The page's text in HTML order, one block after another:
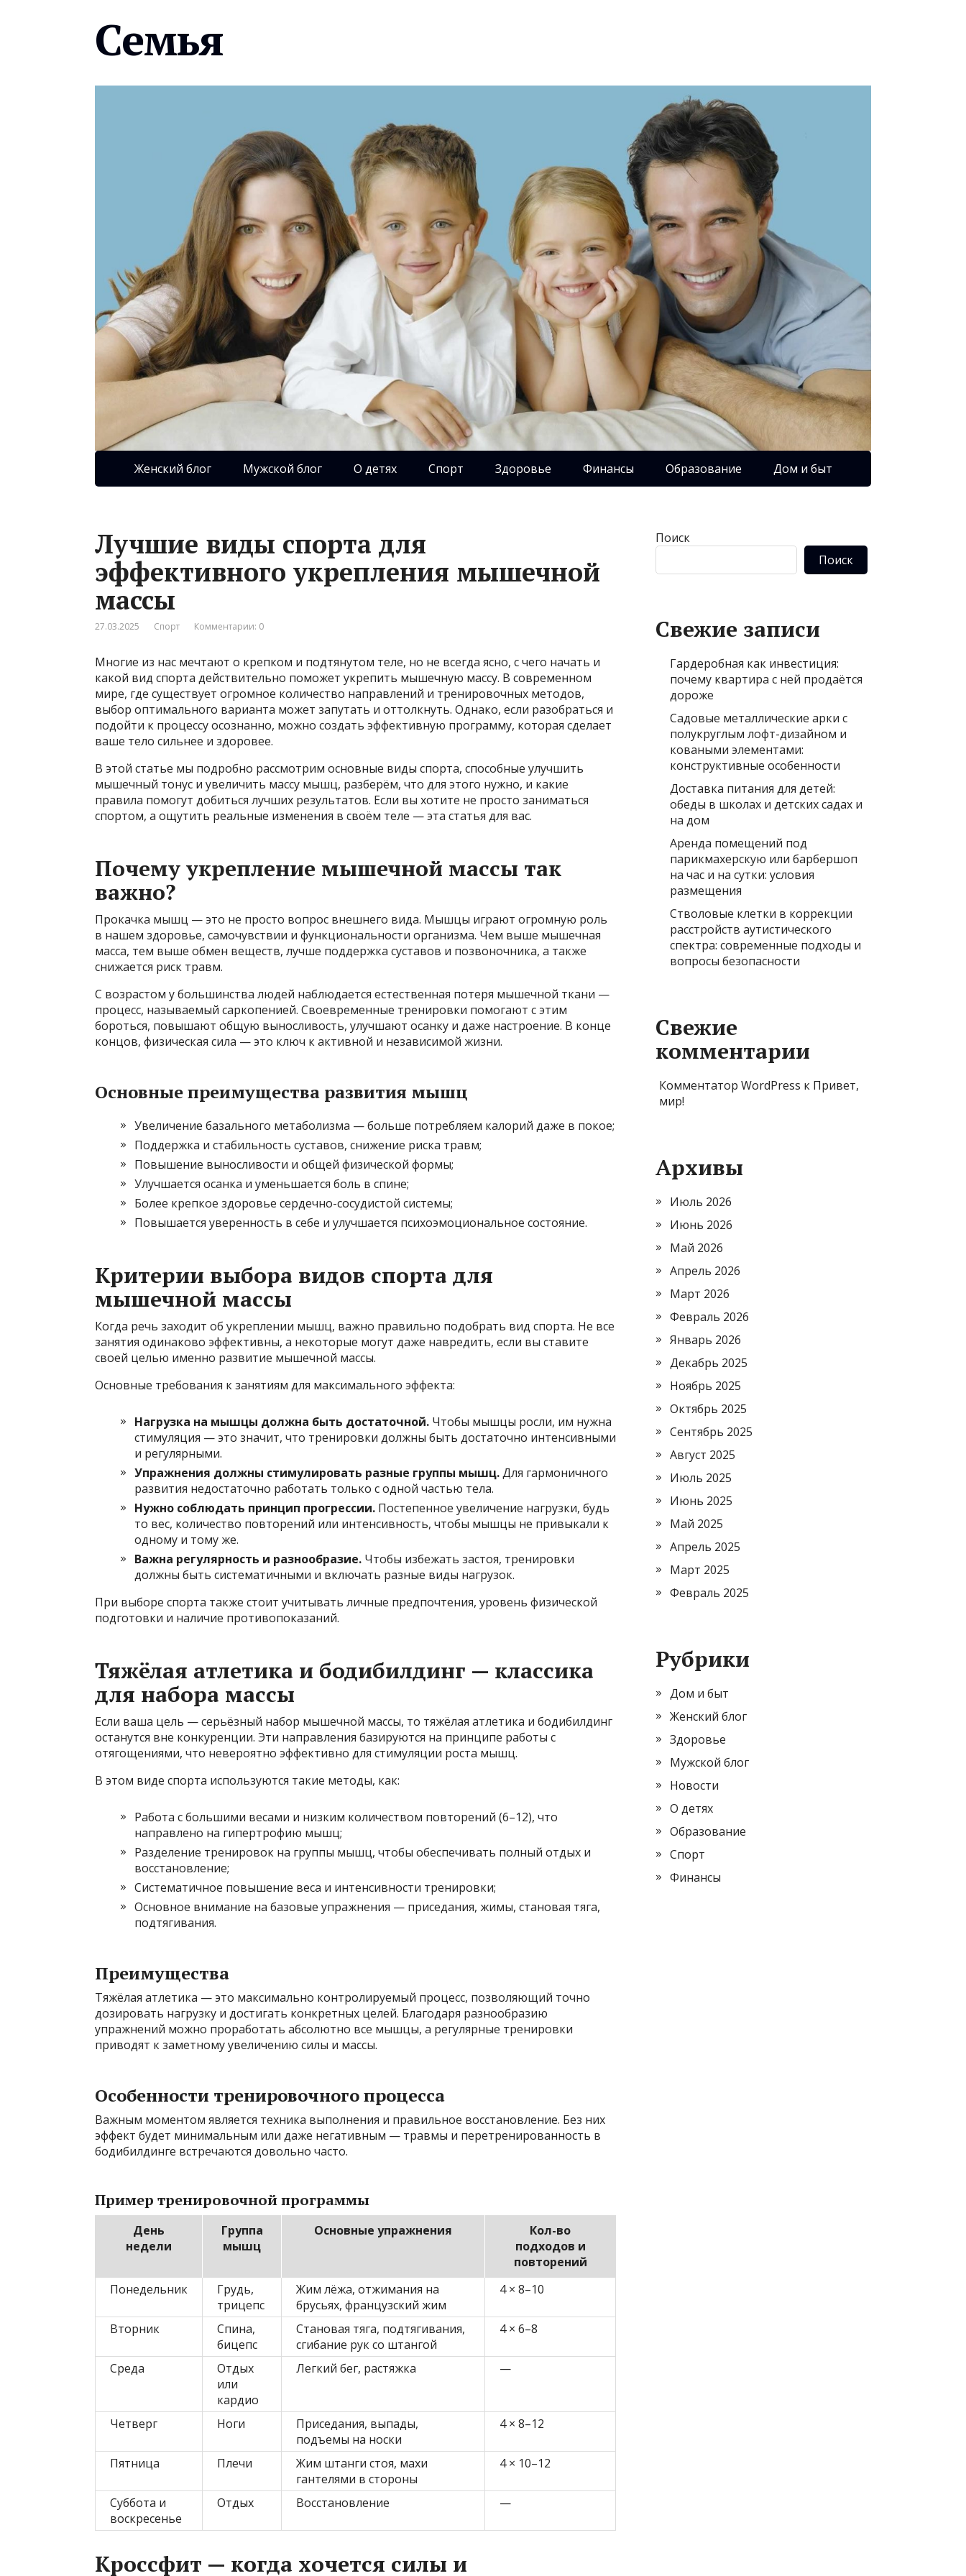
Семья
Женский блог Мужской блог О детях Спорт Здоровье Финансы Образование Дом и быт
Лучшие виды спорта для
эффективного укрепления мышечной
массы
27.03.2025 Спорт Комментарии: 0
Многие из нас мечтают о крепком и подтянутом теле, но не всегда ясно, с чего начать и
какой вид спорта действительно поможет укрепить мышечную массу. В современном
мире, где существует огромное количество направлений и тренировочных методов,
выбор оптимального варианта может запутать и оттолкнуть. Однако, если разобраться и
подойти к процессу осознанно, можно создать эффективную программу, которая сделает
ваше тело сильнее и здоровее.
В этой статье мы подробно рассмотрим основные виды спорта, способные улучшить
мышечный тонус и увеличить массу мышц, разберём, что для этого нужно, и какие
правила помогут добиться лучших результатов. Если вы хотите не просто заниматься
спортом, а ощутить реальные изменения в своём теле — эта статья для вас.
Почему укрепление мышечной массы так
важно?
Прокачка мышц — это не просто вопрос внешнего вида. Мышцы играют огромную роль
в нашем здоровье, самочувствии и функциональности организма. Чем выше мышечная
масса, тем выше обмен веществ, лучше поддержка суставов и позвоночника, а также
снижается риск травм.
С возрастом у большинства людей наблюдается естественная потеря мышечной ткани —
процесс, называемый саркопенией. Своевременные тренировки помогают с этим
бороться, повышают общую выносливость, улучшают осанку и даже настроение. В конце
концов, физическая сила — это ключ к активной и независимой жизни.
Основные преимущества развития мышц
Увеличение базального метаболизма — больше потребляем калорий даже в покое;
Поддержка и стабильность суставов, снижение риска травм;
Повышение выносливости и общей физической формы;
Улучшается осанка и уменьшается боль в спине;
Более крепкое здоровье сердечно-сосудистой системы;
Повышается уверенность в себе и улучшается психоэмоциональное состояние.
Критерии выбора видов спорта для
мышечной массы
Когда речь заходит об укреплении мышц, важно правильно подобрать вид спорта. Не все
занятия одинаково эффективны, а некоторые могут даже навредить, если вы ставите
своей целью именно развитие мышечной массы.
Основные требования к занятиям для максимального эффекта:
Нагрузка на мышцы должна быть достаточной. Чтобы мышцы росли, им нужна
стимуляция — это значит, что тренировки должны быть достаточно интенсивными
и регулярными.
Упражнения должны стимулировать разные группы мышц.Для гармоничного
развития недостаточно работать только с одной частью тела.
Нужно соблюдать принцип прогрессии. Постепенное увеличение нагрузки, будь
то вес, количество повторений или интенсивность, чтобы мышцы не привыкали к
одному и тому же.
Важна регулярность и разнообразие. Чтобы избежать застоя, тренировки
должны быть систематичными и включать разные виды нагрузок.
При выборе спорта также стоит учитывать личные предпочтения, уровень физической
подготовки и наличие противопоказаний.
Тяжёлая атлетика и бодибилдинг — классика
для набора массы
Если ваша цель — серьёзный набор мышечной массы, то тяжёлая атлетика и бодибилдинг
останутся вне конкуренции. Эти направления базируются на принципе работы с
отягощениями, что невероятно эффективно для стимуляции роста мышц.
В этом виде спорта используются такие методы, как:
Работа с большими весами и низким количеством повторений (6–12), что
направлено на гипертрофию мышц;
Разделение тренировок на группы мышц, чтобы обеспечивать полный отдых и
восстановление;
Систематичное повышение веса и интенсивности тренировки;
Основное внимание на базовые упражнения — приседания, жимы, становая тяга,
подтягивания.
Преимущества
Тяжёлая атлетика — это максимально контролируемый процесс, позволяющий точно
дозировать нагрузку и достигать конкретных целей. Благодаря разнообразию
упражнений можно проработать абсолютно все мышцы, а регулярные тренировки
приводят к заметному увеличению силы и массы.
Особенности тренировочного процесса
Важным моментом является техника выполнения и правильное восстановление. Без них
эффект будет минимальным или даже негативным — травмы и перетренированность в
бодибилдинге встречаются довольно часто.
Пример тренировочной программы
День
недели
Группа
мышц
Основные упражнения
Кол-во
подходов и
повторений
Понедельник
Грудь,
трицепс
Жим лёжа, отжимания на
брусьях, французский жим
4 × 8–10
Вторник
Спина,
бицепс
Становая тяга, подтягивания,
сгибание рук со штангой
4 × 6–8
Среда
Отдых
или
кардио
Легкий бег, растяжка —
Четверг Ноги
Приседания, выпады,
подъемы на носки
4 × 8–12
Пятница Плечи
Жим штанги стоя, махи
гантелями в стороны
4 × 10–12
Суббота и
воскресенье
Отдых Восстановление —
Кроссфит — когда хочется силы и
Поиск
Поиск
Свежие записи
Гардеробная как инвестиция:
почему квартира с ней продаётся
дороже
Садовые металлические арки с
полукруглым лофт-дизайном и
коваными элементами:
конструктивные особенности
Доставка питания для детей:
обеды в школах и детских садах и
на дом
Аренда помещений под
парикмахерскую или барбершоп
на час и на сутки: условия
размещения
Стволовые клетки в коррекции
расстройств аутистического
спектра: современные подходы и
вопросы безопасности
Свежие
комментарии
Комментатор WordPress к Привет,
мир!
Архивы
Июль 2026
Июнь 2026
Май 2026
Апрель 2026
Март 2026
Февраль 2026
Январь 2026
Декабрь 2025
Ноябрь 2025
Октябрь 2025
Сентябрь 2025
Август 2025
Июль 2025
Июнь 2025
Май 2025
Апрель 2025
Март 2025
Февраль 2025
Рубрики
Дом и быт
Женский блог
Здоровье
Мужской блог
Новости
О детях
Образование
Спорт
Финансы